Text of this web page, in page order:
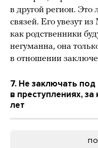
в другой регион.
связей. Его увезут
как родственники
негуманна, она
в отношении
7. Не заключать
в преступлениях,
лет